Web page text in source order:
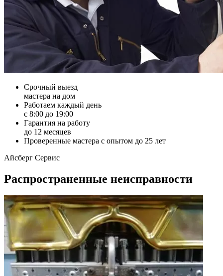
Срочный выезд
мастера на дом
Работаем каждый день
с 8:00 до 19:00
Гарантия на работу
до 12 месяцев
Проверенные мастера с опытом до 25 лет
Айсберг Сервис
Распространенные неисправности